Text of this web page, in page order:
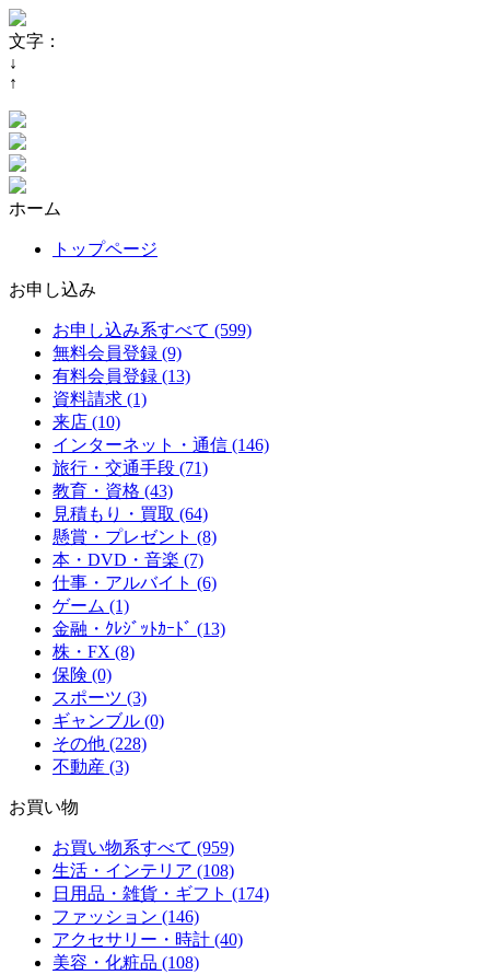
文字：
↓
↑
ホーム
トップページ
お申し込み
お申し込み系すべて (599)
無料会員登録 (9)
有料会員登録 (13)
資料請求 (1)
来店 (10)
インターネット・通信 (146)
旅行・交通手段 (71)
教育・資格 (43)
見積もり・買取 (64)
懸賞・プレゼント (8)
本・DVD・音楽 (7)
仕事・アルバイト (6)
ゲーム (1)
金融・ｸﾚｼﾞｯﾄｶｰﾄﾞ (13)
株・FX (8)
保険 (0)
スポーツ (3)
ギャンブル (0)
その他 (228)
不動産 (3)
お買い物
お買い物系すべて (959)
生活・インテリア (108)
日用品・雑貨・ギフト (174)
ファッション (146)
アクセサリー・時計 (40)
美容・化粧品 (108)